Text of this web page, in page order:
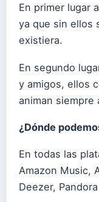
En primer lugar
ya que sin ellos
existiera.
En segundo
y amigos, ellos
animan siempre
¿Dónde
En todas las
Amazon Music,
Deezer,